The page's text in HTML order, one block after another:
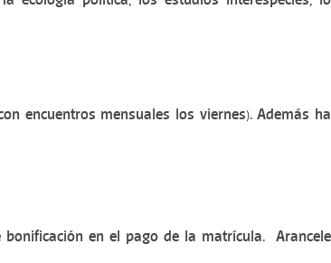
encuentros mensuales los viernes). Además
en el pago de la matrícula.